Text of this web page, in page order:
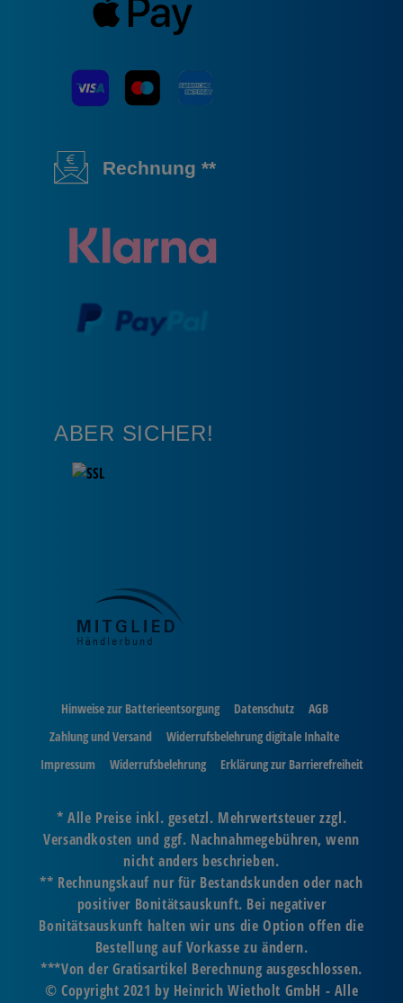
Rechnung **
ABER SICHER!
Hinweise zur Batterieentsorgung Datenschutz
AGB
Zahlung und Versand
Widerrufsbelehrung digitale Inhalte
Impressum
Widerrufsbelehrung Erklärung zur Barrierefreiheit
* Alle Preise inkl. gesetzl. Mehrwertsteuer zzgl.
Versandkosten und ggf. Nachnahmegebühren, wenn
nicht anders beschrieben.
** Rechnungskauf nur für Bestandskunden oder nach
positiver Bonitätsauskunft. Bei negativer
Bonitätsauskunft halten wir uns die Option offen die
Bestellung auf Vorkasse zu ändern.
***Von der Gratisartikel Berechnung ausgeschlossen.
© Copyright 2021 by Heinrich Wietholt GmbH - Alle